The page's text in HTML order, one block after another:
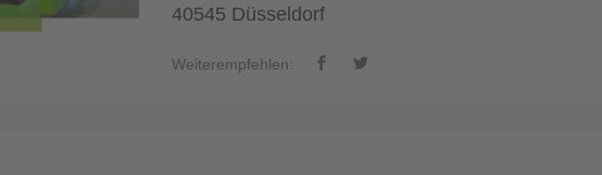
40545 Düsseldorf
Weiterempfehlen: